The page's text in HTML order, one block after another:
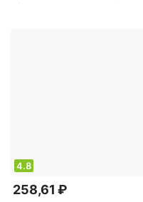
4.8
258,61 ₽